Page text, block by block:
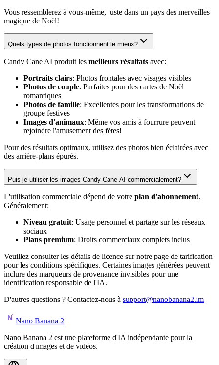
Vous ressemblerez à vous-même, juste dans un pays des merveilles
magique de Noël!
Quels types de photos fonctionnent le mieux?
Candy Cane AI produit les meilleurs résultats avec:
Portraits clairs: Photos frontales avec visages visibles
Photos de couple: Parfaites pour des cartes de Noël
romantiques
Photos de famille: Excellentes pour les transformations de
groupe festives
Images d'animaux: Même vos amis à fourrure peuvent
rejoindre l'amusement des fêtes!
Pour des résultats optimaux, utilisez des photos bien éclairées avec
des arrière-plans épurés.
Puis-je utiliser les images Candy Cane AI commercialement?
L'utilisation commerciale dépend de votre plan d'abonnement.
Généralement:
Niveau gratuit: Usage personnel et partage sur les réseaux
sociaux
Plans premium: Droits commerciaux complets inclus
Veuillez consulter les détails de licence sur notre page de tarification
pour les conditions spécifiques. Certaines images générées peuvent
inclure des marqueurs de provenance invisibles pour une
identification responsable de l'IA.
D'autres questions ? Contactez-nous à support@nanobanana2.im
Nano Banana 2
Nano Banana 2 est une plateforme d'IA indépendante pour la
création d'images et de vidéos.